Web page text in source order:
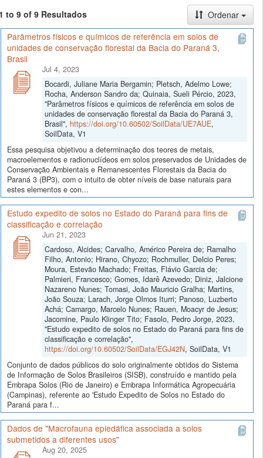
to 9 of 9 Resultados
Ordenar
Parâmetros físicos e químicos de referência em solos de
unidades de conservação florestal da Bacia do Paraná 3,
Brasil
Jul 4, 2023
Bocardi, Juliane Maria Bergamin; Pletsch, Adelmo Lowe;
Rocha, Anderson Sandro da; Quinaia, Sueli Pércio, 2023,
"Parâmetros físicos e químicos de referência em solos de
unidades de conservação florestal da Bacia do Paraná 3,
Brasil", https://doi.org/10.60502/SoilData/UE7AUE,
SoilData, V1
Essa pesquisa objetivou a determinação dos teores de metais,
macroelementos e radionuclídeos em solos preservados de Unidades de
Conservação Ambientais e Remanescentes Florestais da Bacia do
Paraná 3 (BP3), com o intuito de obter níveis de base naturais para
estes elementos e con...
Estudo expedito de solos no Estado do Paraná para fins de
classificação e correlação
Jun 21, 2023
Cardoso, Alcides; Carvalho, Américo Pereira de; Ramalho
Filho, Antonio; Hirano, Chyozo; Rochmuller, Delcio Peres;
Moura, Estevão Machado; Freitas, Flávio Garcia de;
Palmieri, Francesco; Gomes, Idarê Azevedo; Diniz, Jalcione
Nazareno Nunes; Tomasi, João Mauricio Gralha; Martins,
João Souza; Larach, Jorge Olmos Iturri; Panoso, Luzberto
Achá; Camargo, Marcelo Nunes; Rauen, Moacyr de Jesus;
Jacomine, Paulo Klinger Tito; Fasolo, Pedro Jorge, 2023,
"Estudo expedito de solos no Estado do Paraná para fins de
classificação e correlação",
https://doi.org/10.60502/SoilData/EGJ42N, SoilData, V1
Conjunto de dados públicos do solo originalmente obtidos do Sistema
de Informação de Solos Brasileiros (SISB), construído e mantido pela
Embrapa Solos (Rio de Janeiro) e Embrapa Informática Agropecuária
(Campinas), referente ao 'Estudo Expedito de Solos no Estado do
Paraná para f...
Dados de "Macrofauna epiedáfica associada a solos
submetidos a diferentes usos"
Aug 20, 2025